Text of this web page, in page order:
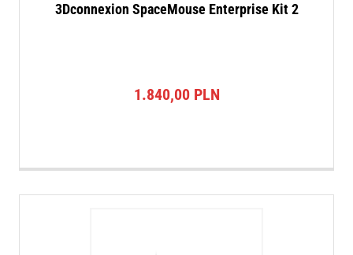
3Dconnexion SpaceMouse Enterprise Kit 2
1.840,00 PLN